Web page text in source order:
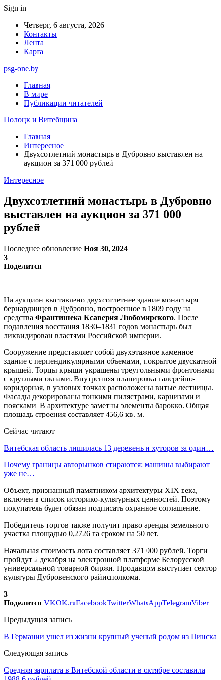
Sign in
Четверг, 6 августа, 2026
Контакты
Лента
Карта
psg-one.by
Главная
В мире
Публикации читателей
Полоцк и Витебщина
Главная
Интересное
Двухсотлетний монастырь в Дубровно выставлен на
аукцион за 371 000 рублей
Интересное
Двухсотлетний монастырь в Дубровно
выставлен на аукцион за 371 000
рублей
Последнее обновление Ноя 30, 2024
3
Поделится
На аукцион выставлено двухсотлетнее здание монастыря
бернардинцев в Дубровно, построенное в 1809 году на
средства Франтишека Ксаверия Любомирского. После
подавления восстания 1830–1831 годов монастырь был
ликвидирован властями Российской империи.
Сооружение представляет собой двухэтажное каменное
здание с перпендикулярными объемами, покрытое двускатной
крышей. Торцы крыши украшены треугольными фронтонами
с круглыми окнами. Внутренняя планировка галерейно-
коридорная, в узловых точках расположены витые лестницы.
Фасады декорированы тонкими пилястрами, карнизами и
поясками. В архитектуре заметны элементы барокко. Общая
площадь строения составляет 456,6 кв. м.
Сейчас читают
Витебская область лишилась 13 деревень и хуторов за один…
Почему границы авторынков стираются: машины выбирают
уже не…
Объект, признанный памятником архитектуры XIX века,
включен в список историко-культурных ценностей. Поэтому
покупатель будет обязан подписать охранное соглашение.
Победитель торгов также получит право аренды земельного
участка площадью 0,2726 га сроком на 50 лет.
Начальная стоимость лота составляет 371 000 рублей. Торги
пройдут 2 декабря на электронной платформе Белорусской
универсальной товарной биржи. Продавцом выступает сектор
культуры Дубровенского райисполкома.
3
Поделится VKOK.ruFacebookTwitterWhatsAppTelegramViber
Предыдущая запись
В Германии ушел из жизни крупный ученый родом из Пинска
Следующая запись
Средняя зарплата в Витебской области в октябре составила